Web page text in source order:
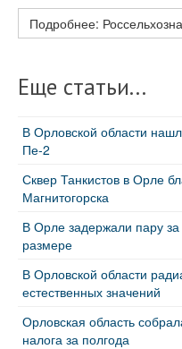
Подробнее:
Еще статьи...
В Орловской области
Пе‑2
Сквер Танкистов в Орле
Магнитогорска
В Орле задержали пару за
размере
В Орловской области
естественных значений
Орловская область
налога за полгода